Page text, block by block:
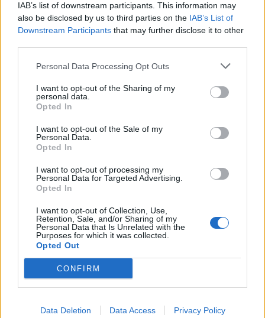
IAB’s list of downstream participants. This information may
also be disclosed by us to third parties on the IAB’s List of
Downstream Participants that may further disclose it to other
Personal Data Processing Opt Outs
I want to opt-out of the Sharing of my
personal data.
Opted In
I want to opt-out of the Sale of my
Personal Data.
Opted In
I want to opt-out of processing my
Personal Data for Targeted Advertising.
Opted In
I want to opt-out of Collection, Use,
Retention, Sale, and/or Sharing of my
Personal Data that Is Unrelated with the
Purposes for which it was collected.
Opted Out
CONFIRM
Data Deletion Data Access Privacy Policy
Cuyás. La colaboración entre ambas entidades se
enmarca a su vez en un convenio que ha sido ratificado
por el concejal de Transporte de Las Palmas de Gran
Guaguas Municipales desdobla la
Línea 53 para mejorar las
conexiones entre el Cono Sur y el
Mercado de Vegueta
26/01/2017
enero la Línea 53 para mejorar las conexiones entre los
barrios del Cono Sur de la capital y el Mercado de
Vegueta. La compañía municipal desdobla la línea en
dos recorridos distintos, uno que conecta el Mercado de
Vegueta con los barrios de Zárate y El Lasso (Línea
53A); y otro que conecta el Mercado con los barrios de
Casablanca y Pedro Hidalgo (Línea 53B). Los clientes de
hasta el momento. La primera salida... LEER MÁS